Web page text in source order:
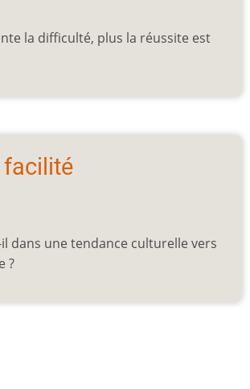
la difficulté, plus la réussite est
facilité
dans une tendance culturelle vers
?